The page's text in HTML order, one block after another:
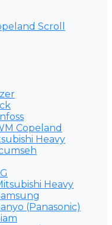
Scroll
Copeland
Heavy
Heavy
(Panasonic)